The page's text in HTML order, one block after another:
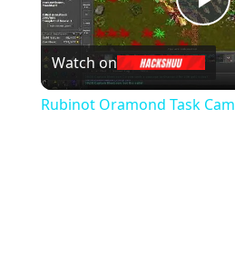
Watch on
Rubinot Oramond Task